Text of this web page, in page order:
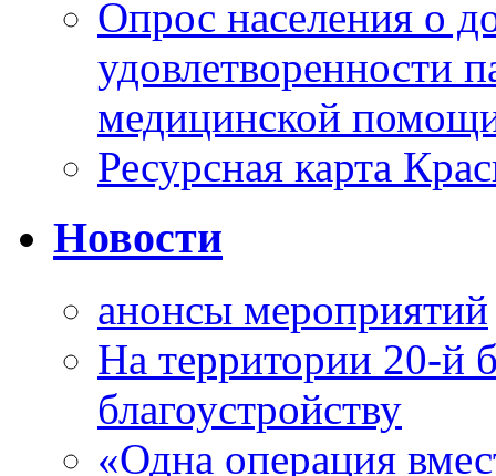
Опрос населения о
удовлетворенности
медицинской
Ресурсная карта
Новости
анонсы мероприятий
На территории 20-й
благоустройству
«Одна операция